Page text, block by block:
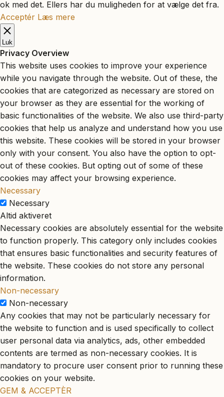
ok med det. Ellers har du muligheden for at vælge det fra.
Acceptér Læs mere
Luk
Privacy Overview
This website uses cookies to improve your experience
while you navigate through the website. Out of these, the
cookies that are categorized as necessary are stored on
your browser as they are essential for the working of
basic functionalities of the website. We also use third-party
cookies that help us analyze and understand how you use
this website. These cookies will be stored in your browser
only with your consent. You also have the option to opt-
out of these cookies. But opting out of some of these
cookies may affect your browsing experience.
Necessary
Necessary
Altid aktiveret
Necessary cookies are absolutely essential for the website
to function properly. This category only includes cookies
that ensures basic functionalities and security features of
the website. These cookies do not store any personal
information.
Non-necessary
Non-necessary
Any cookies that may not be particularly necessary for
the website to function and is used specifically to collect
user personal data via analytics, ads, other embedded
contents are termed as non-necessary cookies. It is
mandatory to procure user consent prior to running these
cookies on your website.
GEM & ACCEPTÈR